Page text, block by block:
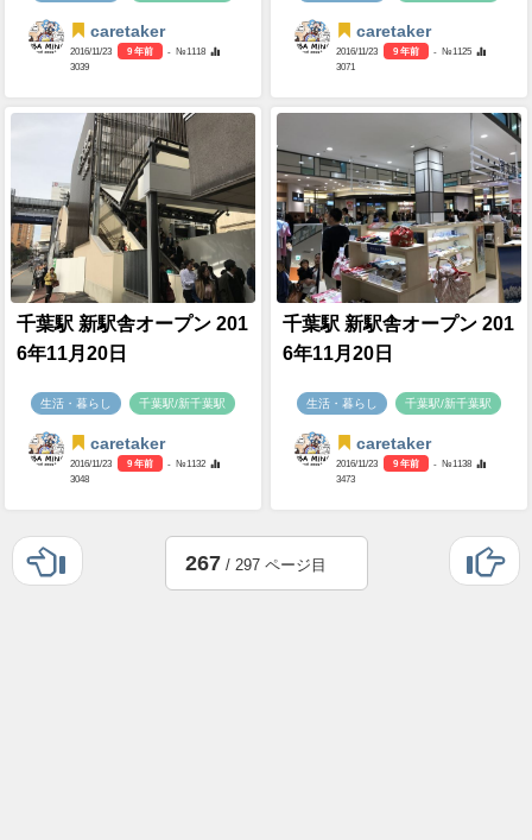
caretaker
2016/11/23 9 年前
- №1118
3039
caretaker
2016/11/23 9 年前
- №1125
3071
千葉駅 新駅舎オープン 201
6年11月20日
生活・暮らし 千葉駅/新千葉駅
caretaker
2016/11/23 9 年前
- №1132
3048
千葉駅 新駅舎オープン 201
6年11月20日
生活・暮らし 千葉駅/新千葉駅
caretaker
2016/11/23 9 年前
- №1138
3473
267 / 297 ページ目